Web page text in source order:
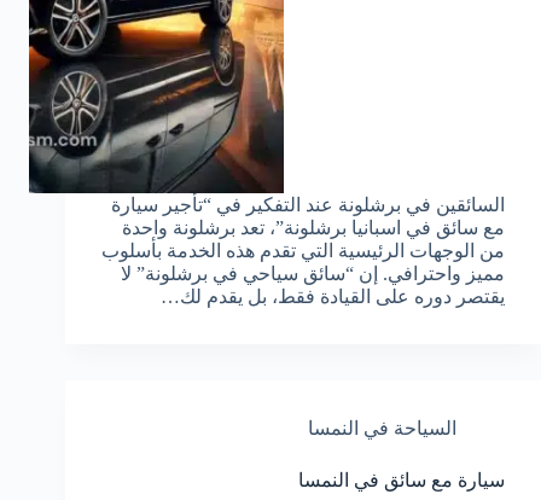
السائقين في برشلونة عند التفكير في “تأجير سيارة
مع سائق في اسبانيا برشلونة”، تعد برشلونة واحدة
من الوجهات الرئيسية التي تقدم هذه الخدمة بأسلوب
مميز واحترافي. إن “سائق سياحي في برشلونة” لا
يقتصر دوره على القيادة فقط، بل يقدم لك…
السياحة في النمسا
سيارة مع سائق في النمسا